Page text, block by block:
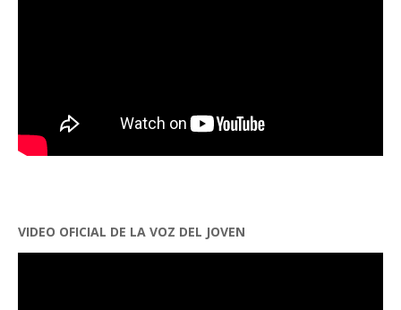
VIDEO OFICIAL DE LA VOZ DEL JOVEN